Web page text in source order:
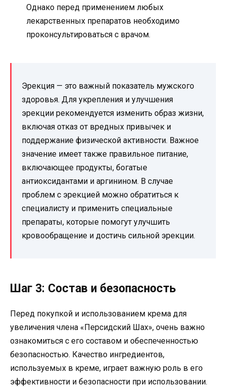
Однако перед применением любых
лекарственных препаратов необходимо
проконсультироваться с врачом.
Эрекция — это важный показатель мужского
здоровья. Для укрепления и улучшения
эрекции рекомендуется изменить образ жизни,
включая отказ от вредных привычек и
поддержание физической активности. Важное
значение имеет также правильное питание,
включающее продукты, богатые
антиоксидантами и аргинином. В случае
проблем с эрекцией можно обратиться к
специалисту и применить специальные
препараты, которые помогут улучшить
кровообращение и достичь сильной эрекции.
Шаг 3: Состав и безопасность
Перед покупкой и использованием крема для
увеличения члена «Персидский Шах», очень важно
ознакомиться с его составом и обеспеченностью
безопасностью. Качество ингредиентов,
используемых в креме, играет важную роль в его
эффективности и безопасности при использовании.